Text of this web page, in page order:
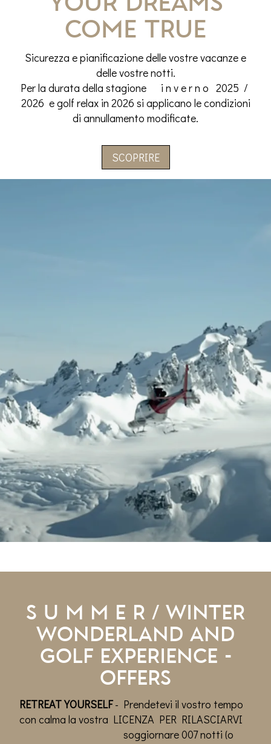
come true
Sicurezza e pianificazione delle vostre vacanze e
delle vostre notti.
Per la durata della stagione i n v e r n o 2025 /
2026 e golf relax in 2026 si applicano le condizioni
di annullamento modificate.
SCOPRIRE
s u m m e r / Winter
wonderland and
golf experience -
OFFERS
RETREAT YOURSELF- Prendetevi il vostro tempo
con calma la vostra LICENZA PER RILASCIARVI
soggiornare 007 notti (o